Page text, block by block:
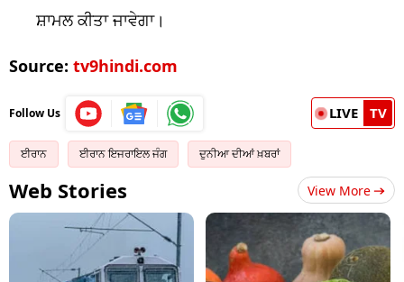
ਸ਼ਾਮਲ ਕੀਤਾ ਜਾਵੇਗਾ।
Source: tv9hindi.com
Follow Us LIVE TV
ਈਰਾਨ ਈਰਾਨ ਇਜਰਾਇਲ ਜੰਗ ਦੁਨੀਆ ਦੀਆਂ ਖ਼ਬਰਾਂ
Web Stories View More